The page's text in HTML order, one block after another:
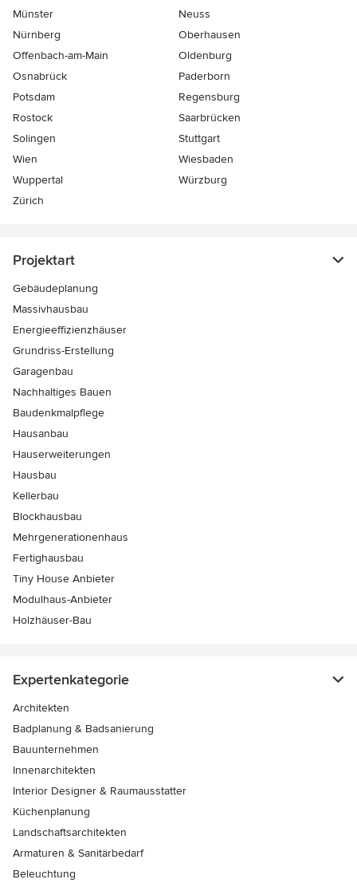
Münster
Neuss
Nürnberg
Oberhausen
Offenbach-am-Main
Oldenburg
Osnabrück
Paderborn
Potsdam
Regensburg
Rostock
Saarbrücken
Solingen
Stuttgart
Wien
Wiesbaden
Wuppertal
Würzburg
Zürich
Projektart
Gebäudeplanung
Massivhausbau
Energieeffizienzhäuser
Grundriss-Erstellung
Garagenbau
Nachhaltiges Bauen
Baudenkmalpflege
Hausanbau
Hauserweiterungen
Hausbau
Kellerbau
Blockhausbau
Mehrgenerationenhaus
Fertighausbau
Tiny House Anbieter
Modulhaus-Anbieter
Holzhäuser-Bau
Expertenkategorie
Architekten
Badplanung & Badsanierung
Bauunternehmen
Innenarchitekten
Interior Designer & Raumausstatter
Küchenplanung
Landschaftsarchitekten
Armaturen & Sanitärbedarf
Beleuchtung